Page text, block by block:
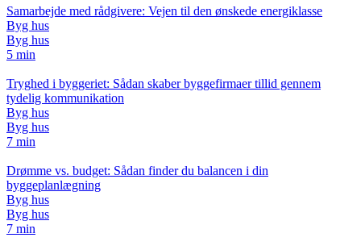
Samarbejde med rådgivere: Vejen til den ønskede energiklasse
Byg hus
Byg hus
5 min
Tryghed i byggeriet: Sådan skaber byggefirmaer tillid gennem
tydelig kommunikation
Byg hus
Byg hus
7 min
Drømme vs. budget: Sådan finder du balancen i din
byggeplanlægning
Byg hus
Byg hus
7 min